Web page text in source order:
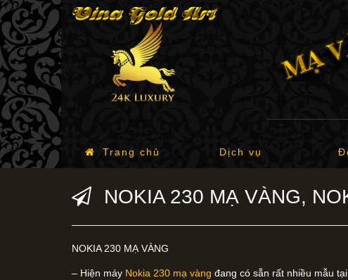
Trang chủ Dịch vụ
NOKIA 230 MẠ VÀNG,
NOKIA 230 MẠ VÀNG
– Hiện máy Nokia 230 mạ vàng đang có sẵn rất nhiều mẫu